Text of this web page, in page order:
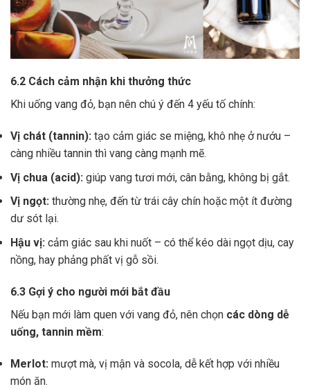
6.2 Cách cảm nhận khi thưởng thức
Khi uống vang đỏ, bạn nên chú ý đến 4 yếu tố chính:
Vị chát (tannin): tạo cảm giác se miệng, khô nhẹ ở nướu –
càng nhiều tannin thì vang càng mạnh mẽ.
Vị chua (acid): giúp vang tươi mới, cân bằng, không bị gắt.
Vị ngọt: thường nhẹ, đến từ trái cây chín hoặc một ít đường
dư sót lại.
Hậu vị: cảm giác sau khi nuốt – có thể kéo dài ngọt dịu, cay
nồng, hay phảng phất vị gỗ sồi.
6.3 Gợi ý cho người mới bắt đầu
Nếu bạn mới làm quen với vang đỏ, nên chọn các dòng dễ
uống, tannin mềm:
Merlot: mượt mà, vị mận và socola, dễ kết hợp với nhiều
món ăn.